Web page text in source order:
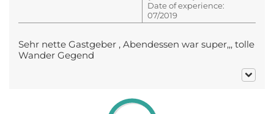
Date of experience:
07/2019
Sehr nette Gastgeber , Abendessen war super,,, tolle
Wander Gegend